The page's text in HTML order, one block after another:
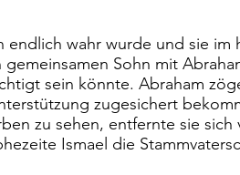
endlich wahr wurde und sie
Sohn mit
sein könnte. Abraham
zugesichert
zu sehen, entfernte sie
Ismael die